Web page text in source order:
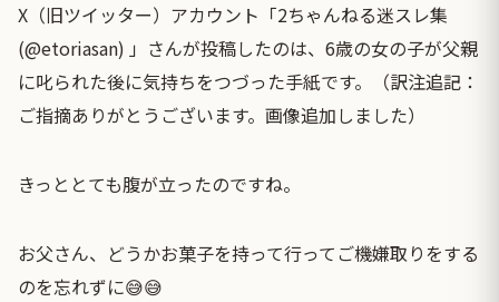
X（旧ツイッター）アカウント「2ちゃんねる迷スレ集
(@etoriasan) 」さんが投稿したのは、6歳の女の子が父親
に叱られた後に気持ちをつづった手紙です。（訳注追記：
ご指摘ありがとうございます。画像追加しました）
きっととても腹が立ったのですね。
お父さん、どうかお菓子を持って行ってご機嫌取りをする
のを忘れずに😅😅